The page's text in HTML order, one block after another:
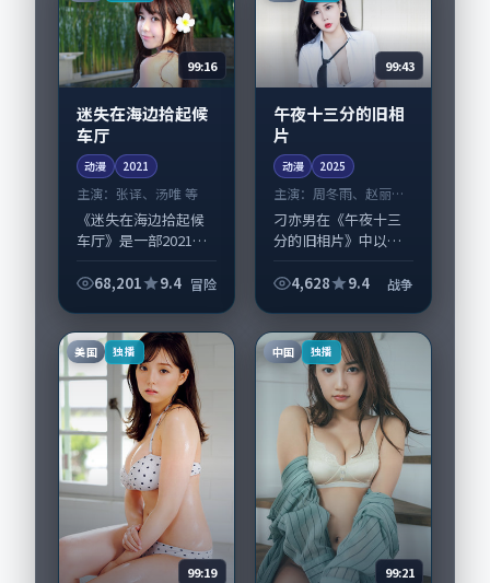
99:16
迷失在海边拾起候
车厅
动漫 2021
主演： 张译、汤唯 等
《迷失在海边拾起候
车厅》是一部2021年
漫，由曾国祥执导，
要戏份。故事围绕当
代都市中的抉择...
68,201 9.4 冒险
99:43
午夜十三分的旧相
片
动漫 2025
主演： 周冬雨、赵丽颖
等
刁亦男在《午夜十三
分的旧相片》中以细
张力，周冬雨、赵丽
主要在中国台湾完成
制作协同，2025...
4,628 9.4 战争
美国 独播
99:19
中国 独播
99:21